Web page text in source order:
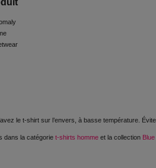
le t-shirt sur l’envers, à basse température.
dans la catégorie t-shirts homme et la collection